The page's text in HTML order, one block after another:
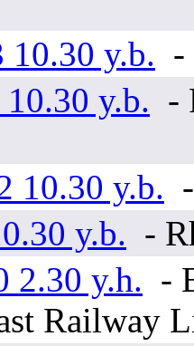
10.30 y.b. -
y.b. -
10.30 y.b.
y.b. -
2.30 y.h. -
Railway